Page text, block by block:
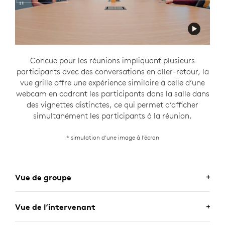
Conçue pour les réunions impliquant plusieurs
participants avec des conversations en aller-retour, la
vue grille offre une expérience similaire à celle d’une
webcam en cadrant les participants dans la salle dans
des vignettes distinctes, ce qui permet d’afficher
simultanément les participants à la réunion.
* simulation d’une image à l’écran
Vue de groupe
Vue de l’intervenant